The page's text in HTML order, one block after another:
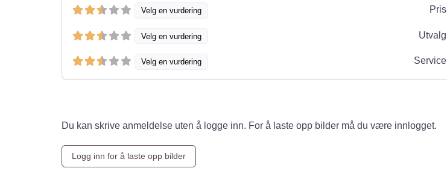
Velg en vurdering Pris
Velg en vurdering Utvalg
Velg en vurdering Service
Du kan skrive anmeldelse uten å logge inn. For å laste opp bilder må du være innlogget.
Logg inn for å laste opp bilder